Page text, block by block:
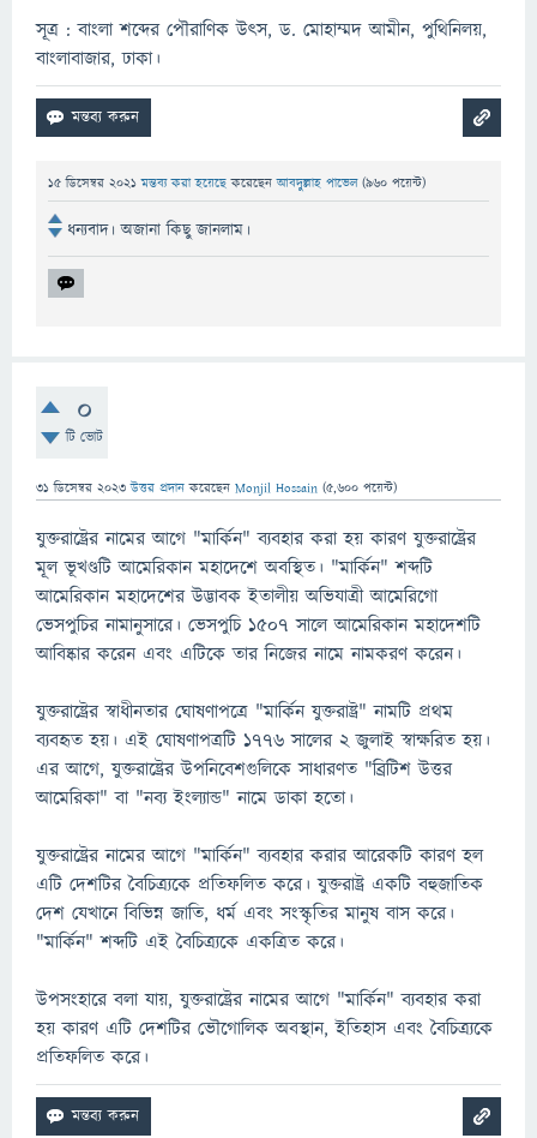
সূত্র : বাংলা শব্দের পৌরাণিক উৎস, ড. মোহাম্মদ আমীন, পুথিনিলয়,
বাংলাবাজার, ঢাকা।
15 ডিসেম্বর 2021 মন্তব্য করা হয়েছেকরেছেনআবদুল্লাহ পাভেল (960 পয়েন্ট)
ধন্যবাদ। অজানা কিছু জানলাম।
0
টি ভোট
31 ডিসেম্বর 2023 উত্তর প্রদান করেছেন Monjil Hossain (5,600 পয়েন্ট)
যুক্তরাষ্ট্রের নামের আগে "মার্কিন" ব্যবহার করা হয় কারণ যুক্তরাষ্ট্রের
মূল ভূখণ্ডটি আমেরিকান মহাদেশে অবস্থিত। "মার্কিন" শব্দটি
আমেরিকান মহাদেশের উদ্ভাবক ইতালীয় অভিযাত্রী আমেরিগো
ভেসপুচির নামানুসারে। ভেসপুচি ১৫০৭ সালে আমেরিকান মহাদেশটি
আবিষ্কার করেন এবং এটিকে তার নিজের নামে নামকরণ করেন।
যুক্তরাষ্ট্রের স্বাধীনতার ঘোষণাপত্রে "মার্কিন যুক্তরাষ্ট্র" নামটি প্রথম
ব্যবহৃত হয়। এই ঘোষণাপত্রটি ১৭৭৬ সালের ২ জুলাই স্বাক্ষরিত হয়।
এর আগে, যুক্তরাষ্ট্রের উপনিবেশগুলিকে সাধারণত "ব্রিটিশ উত্তর
আমেরিকা" বা "নব্য ইংল্যান্ড" নামে ডাকা হতো।
যুক্তরাষ্ট্রের নামের আগে "মার্কিন" ব্যবহার করার আরেকটি কারণ হল
এটি দেশটির বৈচিত্র্যকে প্রতিফলিত করে। যুক্তরাষ্ট্র একটি বহুজাতিক
দেশ যেখানে বিভিন্ন জাতি, ধর্ম এবং সংস্কৃতির মানুষ বাস করে।
"মার্কিন" শব্দটি এই বৈচিত্র্যকে একত্রিত করে।
উপসংহারে বলা যায়, যুক্তরাষ্ট্রের নামের আগে "মার্কিন" ব্যবহার করা
হয় কারণ এটি দেশটির ভৌগোলিক অবস্থান, ইতিহাস এবং বৈচিত্র্যকে
প্রতিফলিত করে।